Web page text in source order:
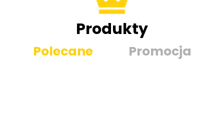
Produkty
Polecane Promocja